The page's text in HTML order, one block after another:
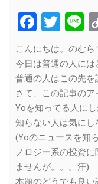
こんにちは。のむら
今日は普通の人には
普通の人はこの先を
さて、この記事のア
Yoを知ってる人に
知らない人は気にし
(Yoのニュースを知
ノロジー系の投資
ませんが。。。汗)
本題のどうでも良い